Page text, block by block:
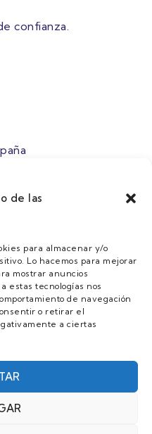
de las
para almacenar y/o
Lo hacemos para mejorar
mostrar anuncios
estas tecnologías nos
de navegación
o retirar el
a ciertas
confianza.